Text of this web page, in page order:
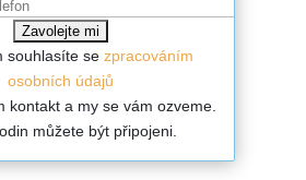
souhlasíte sezpracováním
osobních údajů
kontakt a my se vám ozveme.
můžete být připojeni.